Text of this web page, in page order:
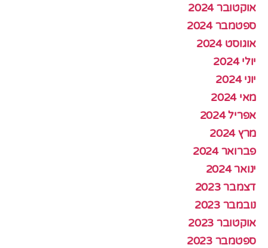
אוקטובר 2024
ספטמבר 2024
אוגוסט 2024
יולי 2024
יוני 2024
מאי 2024
אפריל 2024
מרץ 2024
פברואר 2024
ינואר 2024
דצמבר 2023
נובמבר 2023
אוקטובר 2023
ספטמבר 2023